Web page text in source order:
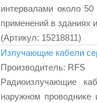
интервалами около
применений в зданиях
(Артикул: 15218811)
Излучающие кабели
Производитель: RFS
Радиоизлучающие
наружном